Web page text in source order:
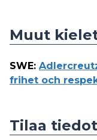
Muut
SWE:
frihet och
Tilaa